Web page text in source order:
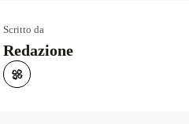
Scritto da
Redazione